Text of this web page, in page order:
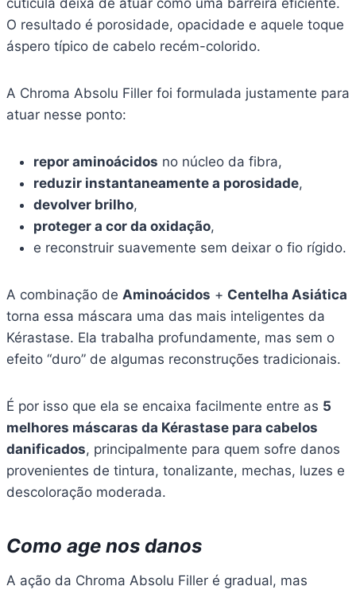
cutícula deixa de atuar como uma barreira eficiente.
O resultado é porosidade, opacidade e aquele toque
áspero típico de cabelo recém-colorido.
A Chroma Absolu Filler foi formulada justamente para
atuar nesse ponto:
repor aminoácidos no núcleo da fibra,
reduzir instantaneamente a porosidade,
devolver brilho,
proteger a cor da oxidação,
e reconstruir suavemente sem deixar o fio rígido.
A combinação de Aminoácidos + Centelha Asiática
torna essa máscara uma das mais inteligentes da
Kérastase. Ela trabalha profundamente, mas sem o
efeito “duro” de algumas reconstruções tradicionais.
É por isso que ela se encaixa facilmente entre as 5
melhores máscaras da Kérastase para cabelos
danificados, principalmente para quem sofre danos
provenientes de tintura, tonalizante, mechas, luzes e
descoloração moderada.
Como age nos danos
A ação da Chroma Absolu Filler é gradual, mas